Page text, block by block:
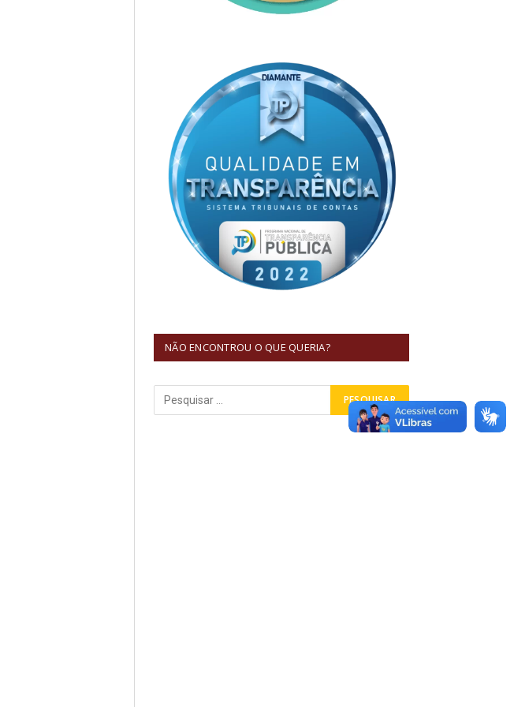
NÃO ENCONTROU O QUE QUERIA?